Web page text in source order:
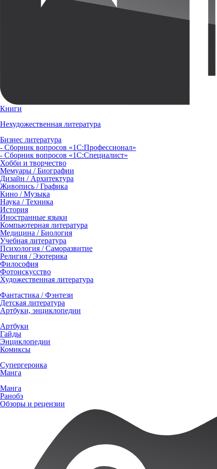
Книги
Нехудожественная литература
Бизнес литература
- Сборник вопросов «1С:Профессионал»
- Сборник вопросов «1С:Специалист»
Хобби и творчество
Мемуары / Биографии
Дизайн / Архитектура
Живопись / Графика
Кино / Музыка
Наука / Техника
История
Иностранные языки
Компьютерная литература
Медицина / Биология
Учебная литература
Психология / Саморазвитие
Религия / Эзотерика
Философия
Фотоискусство
Художественная литература
Фантастика / Фэнтези
Детская литература
Артбуки, энциклопедии
Артбуки
Гайды
Энциклопедии
Комиксы
Супергероика
Манга
Манга
Ранобэ
Обзоры и рецензии